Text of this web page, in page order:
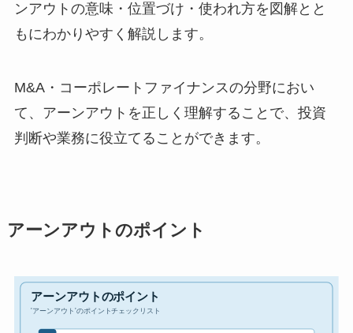
ンアウトの意味・位置づけ・使われ方を図解とと
もにわかりやすく解説します。
M&A・コーポレートファイナンスの分野におい
て、アーンアウトを正しく理解することで、投資
判断や業務に役立てることができます。
アーンアウトのポイント